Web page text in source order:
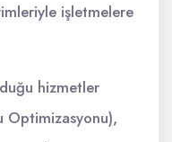
işletmelere
hizmetler
Optimizasyonu),